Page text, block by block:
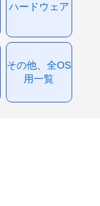
ハードウェア
その他、全OS
用一覧